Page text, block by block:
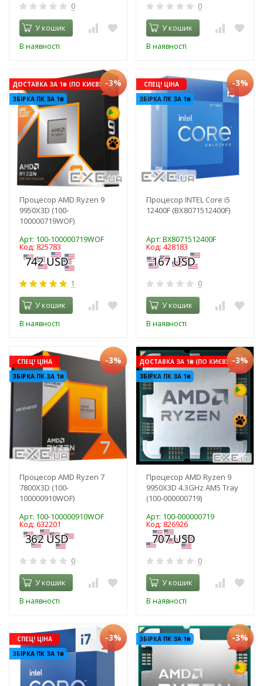
0
У кошик
В наявності
0
У кошик
В наявності
ДОСТАВКА ЗА 1₴ (ПО КИЄВУ)
ЗБІРКА ПК ЗА 1₴
-3%
Процесор AMD Ryzen 9
9950X3D (100-
100000719WOF)
Арт: 100-100000719WOF
Код: 825783
1
У кошик
В наявності
СПЕЦ! ЦІНА
ЗБІРКА ПК ЗА 1₴
-3%
Процесор INTEL Core i5
12400F (BX8071512400F)
Арт: BX8071512400F
Код: 428183
0
У кошик
В наявності
СПЕЦ! ЦІНА
ЗБІРКА ПК ЗА 1₴
-3%
Процесор AMD Ryzen 7
7800X3D (100-
100000910WOF)
Арт: 100-100000910WOF
Код: 632201
0
У кошик
В наявності
ДОСТАВКА ЗА 1₴ (ПО КИЄВУ)
ЗБІРКА ПК ЗА 1₴
-3%
Процесор AMD Ryzen 9
9950X3D 4.3GHz AM5 Tray
(100-000000719)
Арт: 100-000000719
Код: 826926
0
У кошик
В наявності
СПЕЦ! ЦІНА
ЗБІРКА ПК ЗА 1₴
-3% ЗБІРКА ПК ЗА 1₴ -3%